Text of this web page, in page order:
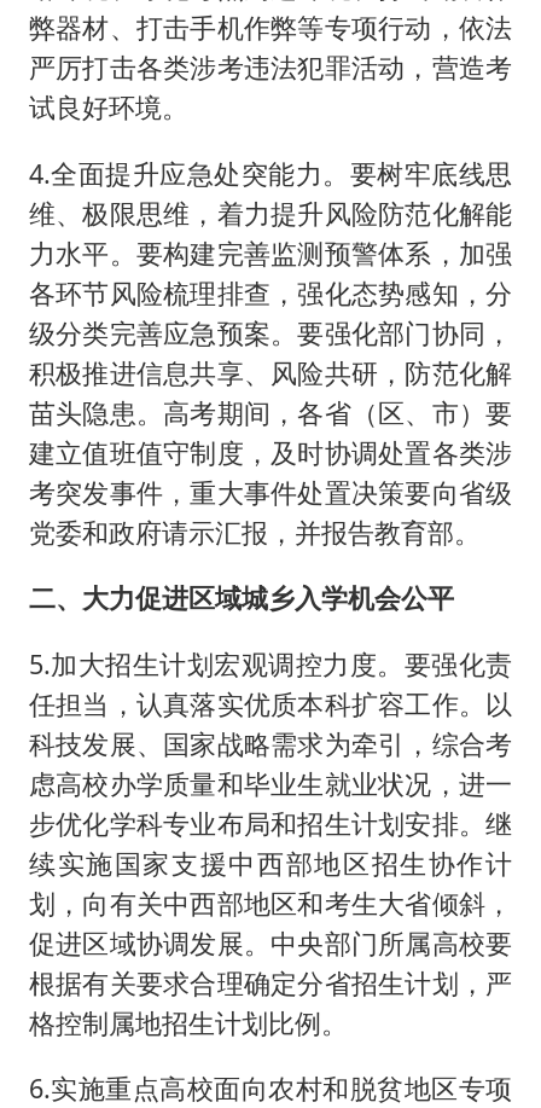
弊器材、打击手机作弊等专项行动，依法
严厉打击各类涉考违法犯罪活动，营造考
试良好环境。
4.全面提升应急处突能力。要树牢底线思
维、极限思维，着力提升风险防范化解能
力水平。要构建完善监测预警体系，加强
各环节风险梳理排查，强化态势感知，分
级分类完善应急预案。要强化部门协同，
积极推进信息共享、风险共研，防范化解
苗头隐患。高考期间，各省（区、市）要
建立值班值守制度，及时协调处置各类涉
考突发事件，重大事件处置决策要向省级
党委和政府请示汇报，并报告教育部。
二、大力促进区域城乡入学机会公平
5.加大招生计划宏观调控力度。要强化责
任担当，认真落实优质本科扩容工作。以
科技发展、国家战略需求为牵引，综合考
虑高校办学质量和毕业生就业状况，进一
步优化学科专业布局和招生计划安排。继
续实施国家支援中西部地区招生协作计
划，向有关中西部地区和考生大省倾斜，
促进区域协调发展。中央部门所属高校要
根据有关要求合理确定分省招生计划，严
格控制属地招生计划比例。
6.实施重点高校面向农村和脱贫地区专项